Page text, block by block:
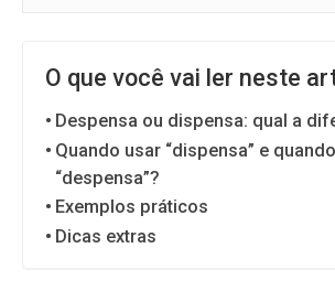
O que você vai ler neste
Despensa ou dispensa: qual a
Quando usar “dispensa” e
“despensa”?
Exemplos práticos
Dicas extras